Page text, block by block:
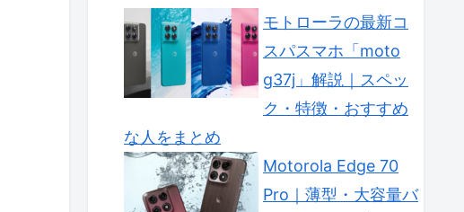
モトローラの最新コ
スパスマホ「moto
g37j」解説｜スペッ
ク・特徴・おすすめ
な人をまとめ
Motorola Edge 70
Pro｜薄型・大容量バ